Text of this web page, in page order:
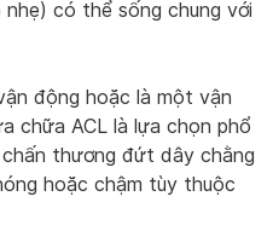
có thể sống chung với
động hoặc là một vận
chữa ACL là lựa chọn phổ
chấn thương đứt dây chằng
hoặc chậm tùy thuộc